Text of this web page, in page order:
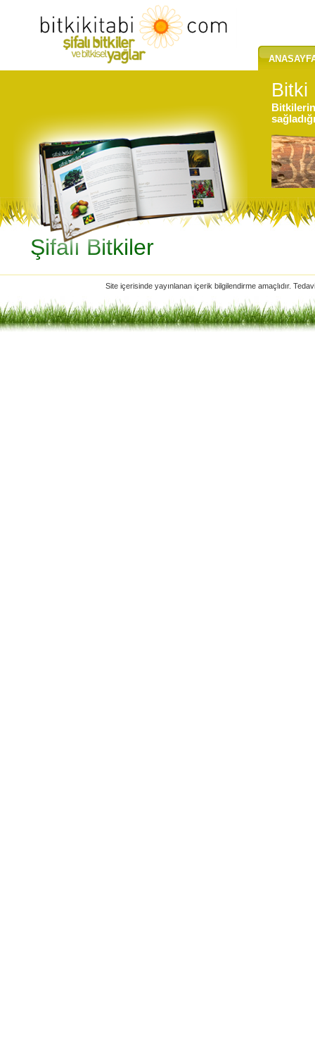
Bitki
Şifalı Bitkiler
Site içerisinde yayınlanan içerik bilgilendirme amaçlıdır.